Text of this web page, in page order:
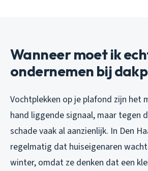
Wanneer moet ik
ondernemen bij
Vochtplekken op je plafond zijn het
hand liggende signaal, maar tegen
schade vaak al aanzienlijk. In Den
regelmatig dat huiseigenaren
winter, omdat ze denken dat een